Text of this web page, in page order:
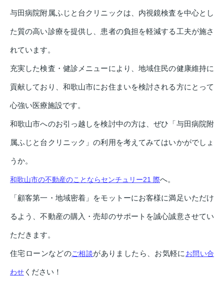
与田病院附属ふじと台クリニックは、内視鏡検査を中心とし
た質の高い診療を提供し、患者の負担を軽減する工夫が施さ
れています。
充実した検査・健診メニューにより、地域住民の健康維持に
貢献しており、和歌山市にお住まいを検討される方にとって
心強い医療施設です。
和歌山市へのお引っ越しを検討中の方は、ぜひ「与田病院附
属ふじと台クリニック」の利用を考えてみてはいかがでしょ
うか。
和歌山市の不動産のことならセンチュリー21 際へ。
「顧客第一・地域密着」をモットーにお客様に満足いただけ
るよう、不動産の購入・売却のサポートを誠心誠意させてい
ただきます。
住宅ローンなどのご相談がありましたら、お気軽にお問い合
わせ ください！